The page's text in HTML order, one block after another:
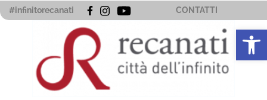
Vai
al
#infinitorecanati CONTATTI
Apri la